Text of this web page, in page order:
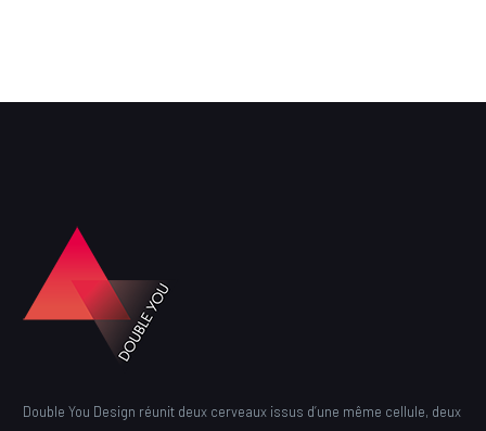
Double You Design réunit deux cerveaux issus d’une même cellule, deux